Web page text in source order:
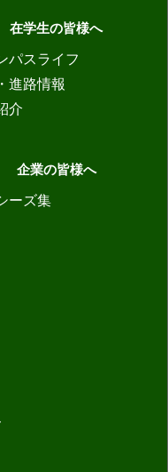
在学生の皆様へ
パスライフ
進路情報
介
企業の皆様へ
ーズ集